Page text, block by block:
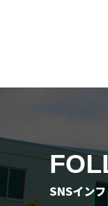
SNSイン